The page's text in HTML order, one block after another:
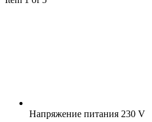
Напряжение питания 230 V